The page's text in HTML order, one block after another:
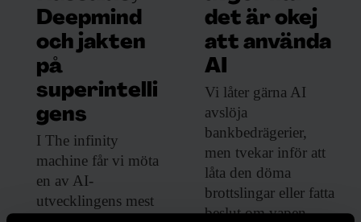
F&F I DIN MEJLBOX!
Håll dig uppdaterad med
F&F:s nyhetsbrev!
Beställ nyhetsbrev
Deepmind
och jakten
på
superintelli
gens
I The infinity
machine får vi möta
en av AI-
utvecklingens mest
det är okej
att använda
AI
Vi låter gärna AI
avslöja
bankbedrägerier,
men tvekar inför att
låta den döma
brottslingar eller fatta
beslut om vapen.